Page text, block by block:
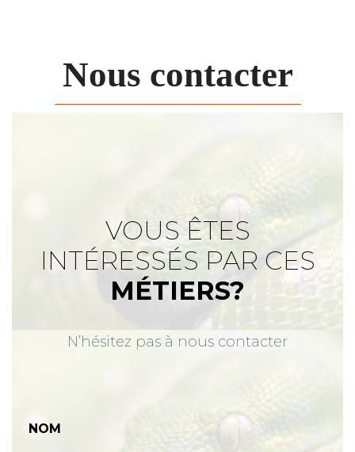
Nous contacter
VOUS ÊTES
INTÉRESSÉS PAR CES
MÉTIERS?
N’hésitez pas à nous contacter
NOM